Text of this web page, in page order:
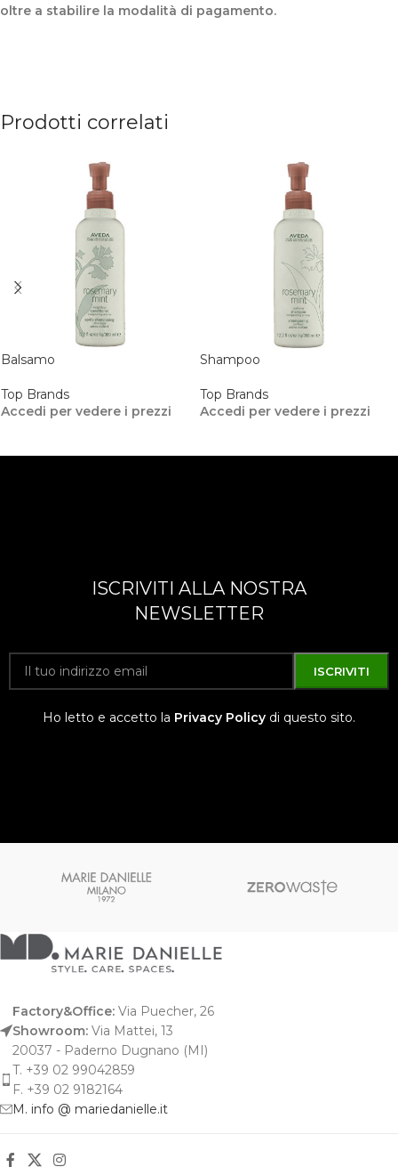
oltre a stabilire la modalità di pagamento.
Prodotti correlati
Balsamo
Top Brands
Accedi per vedere i prezzi
Shampoo
Top Brands
Accedi per vedere i prezzi
ISCRIVITI ALLA NOSTRA
NEWSLETTER
Ho letto e accetto la Privacy Policy di questo sito.
Factory&Office: Via Puecher, 26
Showroom: Via Mattei, 13
20037 - Paderno Dugnano (MI)
T. +39 02 99042859
F. +39 02 9182164
M. info @ mariedanielle.it